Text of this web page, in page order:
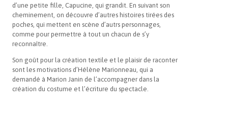
d’une petite fille, Capucine, qui grandit. En suivant son
cheminement, on découvre d’autres histoires tirées des
poches, qui mettent en scène d’autrs personnages,
comme pour permettre à tout un chacun de s’y
reconnaître.
Son goût pour la création textile et le plaisir de raconter
sont les motivations d’Hélène Marionneau, qui a
demandé à Marion Janin de l’accompagner dans la
création du costume et l’écriture du spectacle.